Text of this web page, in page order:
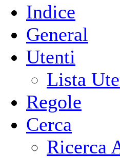
Indice
General
Utenti
Lista
Regole
Cerca
Ricerca